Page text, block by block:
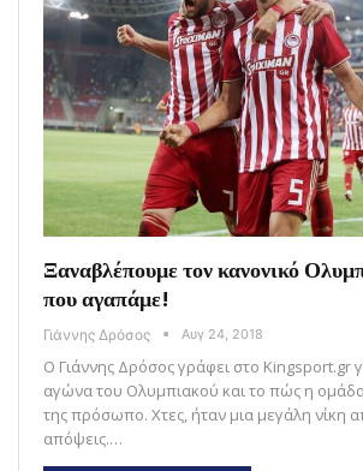
Ξαναβλέπουμε τον κανονικό
που αγαπάμε!
Γιάννης Δρόσος Αυγ 24, 2018
Ο Γιάννης Δρόσος γράφει στο Kingsport.gr
αγώνα του Ολυμπιακού και το πώς η ομάδα
της πρόσωπο. Χτες, ήταν μια μεγάλη νίκη
απόψεις.…